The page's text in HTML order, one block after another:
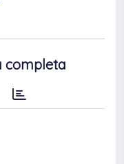
completa